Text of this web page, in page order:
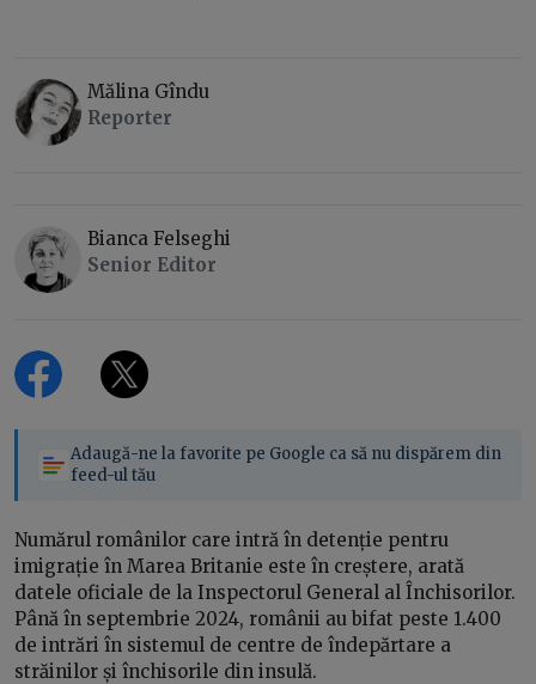
Mălina Gîndu
Reporter
Bianca Felseghi
Senior Editor
Adaugă-ne la favorite pe Google ca să nu dispărem din
feed-ul tău
Numărul românilor care intră în detenție pentru
imigrație în Marea Britanie este în creștere, arată
datele oficiale de la Inspectorul General al Închisorilor.
Până în septembrie 2024, românii au bifat peste 1.400
de intrări în sistemul de centre de îndepărtare a
străinilor și închisorile din insulă.